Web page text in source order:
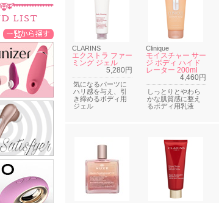
CLARINS
エクストラ ファー
ミング ジェル
5,280円
気になるパーツに
ハリ感を与え、引
き締めるボディ用
ジェル
Clinique
モイスチャー サー
ジ ボディ ハイド
レーター 200ml
4,460円
しっとりとやわら
かな肌質感に整え
るボディ用乳液